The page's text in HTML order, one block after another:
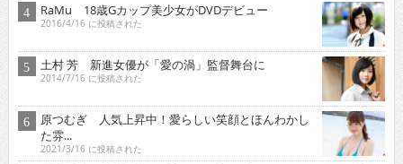
RaMu 18歳Gカップ美少女がDVDデビュー
2016/4/16 に投稿された
土村 芳 新進女優が「愛の渦」監督舞台に
2014/7/16 に投稿された
原つむぎ 人気上昇中！愛らしい笑顔とほんわかし
た雰...
2021/3/16 に投稿された